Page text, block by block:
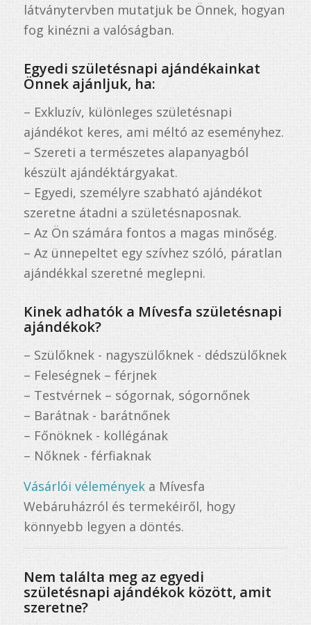
látványtervben mutatjuk be Önnek, hogyan
fog kinézni a valóságban.
Egyedi születésnapi ajándékainkat
Önnek ajánljuk, ha:
– Exkluzív, különleges születésnapi
ajándékot keres, ami méltó az eseményhez.
– Szereti a természetes alapanyagból
készült ajándéktárgyakat.
– Egyedi, személyre szabható ajándékot
szeretne átadni a születésnaposnak.
– Az Ön számára fontos a magas minőség.
– Az ünnepeltet egy szívhez szóló, páratlan
ajándékkal szeretné meglepni.
Kinek adhatók a Mívesfa születésnapi
ajándékok?
– Szülőknek - nagyszülőknek - dédszülőknek
– Feleségnek – férjnek
– Testvérnek – sógornak, sógornőnek
– Barátnak - barátnőnek
– Főnöknek - kollégának
– Nőknek - férfiaknak
Vásárlói véleményeka Mívesfa
Webáruházról és termekéiről, hogy
könnyebb legyen a döntés.
Nem találta meg az egyedi
születésnapi ajándékok között, amit
szeretne?